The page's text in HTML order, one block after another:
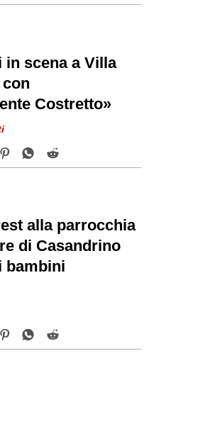
in scena a Villa
Costretto»
alla parrocchia
di Casandrino
bambini